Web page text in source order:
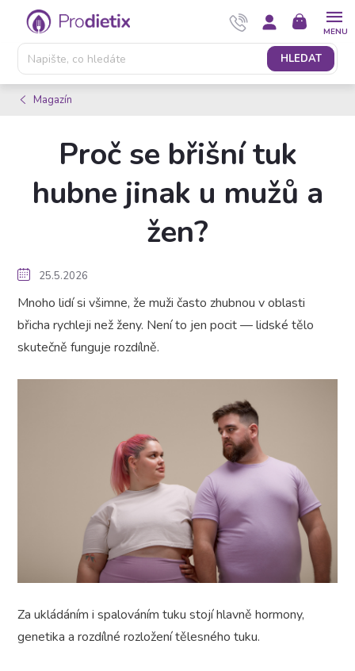
Přejít
obsah
HLEDAT
NÁKUPNÍ
KOŠÍK
Magazín
Proč se břišní tuk
hubne jinak u mužů a
žen?
25.5.2026
Mnoho lidí si všimne, že muži často zhubnou v oblasti
břicha rychleji než ženy. Není to jen pocit — lidské tělo
skutečně funguje rozdílně.
Za ukládáním i spalováním tuku stojí hlavně hormony,
genetika a rozdílné rozložení tělesného tuku.